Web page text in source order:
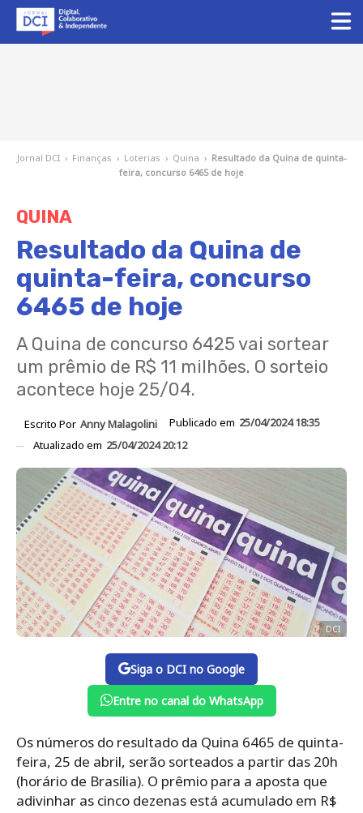
Jornal DCI › Finanças › Loterias › Quina › Resultado da Quina de quinta-
feira, concurso 6465 de hoje
QUINA
Resultado da Quina de
quinta-feira, concurso
6465 de hoje
A Quina de concurso 6425 vai sortear
um prêmio de R$ 11 milhões. O sorteio
acontece hoje 25/04.
Escrito Por Anny Malagolini Publicado em 25/04/2024 18:35
Atualizado em 25/04/2024 20:12
DCI
Siga o DCI no Google
Entre no canal do WhatsApp
Os números do resultado da Quina 6465 de quinta-
feira, 25 de abril, serão sorteados a partir das 20h
(horário de Brasília). O prêmio para a aposta que
adivinhar as cinco dezenas está acumulado em R$